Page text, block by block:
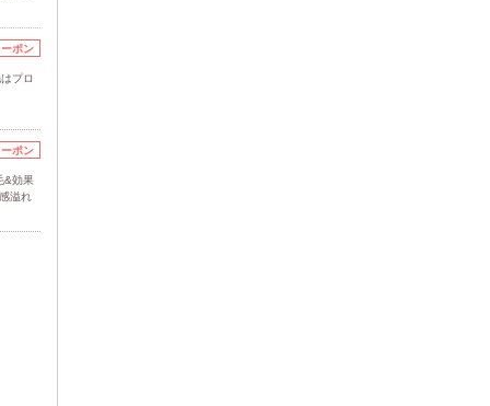
ポン
プロ
ポン
&効果
溢れ